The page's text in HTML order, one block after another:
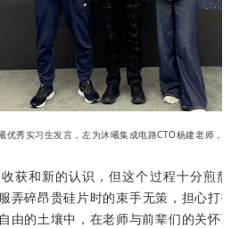
优秀实习生发言，左为沐曦集成电路CTO杨建老师，
获和新的认识，但这个过程十分煎
弄碎昂贵硅片时的束手无策，担心打
的土壤中，在老师与前辈们的关怀